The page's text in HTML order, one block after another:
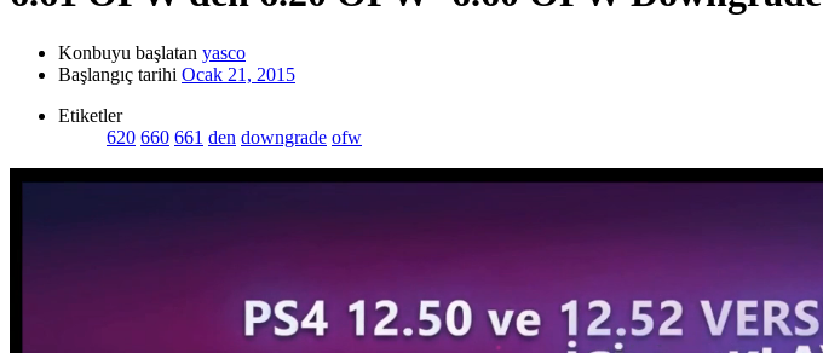
Konbuyu başlatan yasco
Başlangıç tarihi Ocak 21, 2015
Etiketler
620 660 661 den downgrade ofw